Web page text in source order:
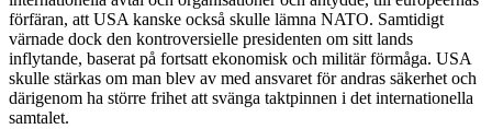
förfäran, att USA kanske också skulle lämna NATO. Samtidigt
värnade dock den kontroversielle presidenten om sitt lands
inflytande, baserat på fortsatt ekonomisk och militär förmåga. USA
skulle stärkas om man blev av med ansvaret för andras säkerhet och
därigenom ha större frihet att svänga taktpinnen i det internationella
samtalet.